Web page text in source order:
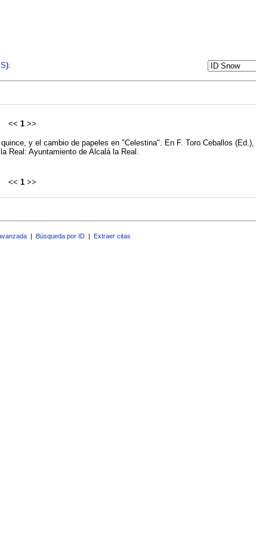
):
<< 1>>
y el cambio de papeles en "Celestina". En F. Toro Ceballos (Ed.),
Real: Ayuntamiento de Alcalá la Real.
<< 1>>
| Búsqueda por ID | Extraer citas